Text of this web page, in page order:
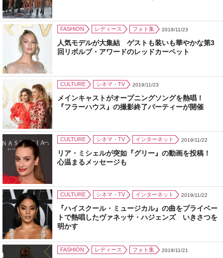
FASHION レディース フォト集 2019/11/23
人気モデルが大集結 ゲストも装いも華やかな第3
回リボルブ・アワードのレッドカーペット
CULTURE シネマ・TV 2019/11/23
メインキャストがオープニングソングを熱唱！
『フラーハウス』の撮影終了パーティーが開催
CULTURE シネマ・TV インターネット 2019/11/22
リア・ミシェルが突如『グリー』の動画を投稿！
心温まるメッセージも
CULTURE シネマ・TV インターネット 2019/11/22
『ハイスクール・ミュージカル』の曲をプライベー
トで熱唱したヴァネッサ・ハジェンズ いきさつを
明かす
FASHION レディース フォト集 2019/11/21